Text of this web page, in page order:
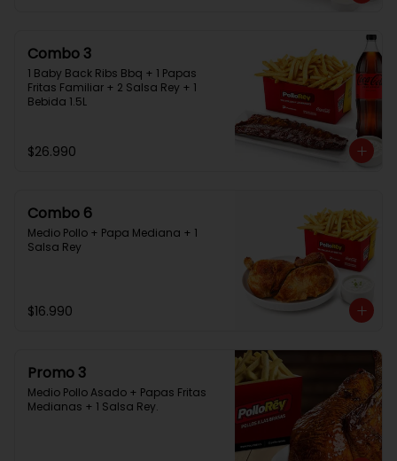
Combo 3
1 Baby Back Ribs Bbq + 1 Papas
Fritas Familiar + 2 Salsa Rey + 1
Bebida 1.5L
$26.990
Combo 6
Medio Pollo + Papa Mediana + 1
Salsa Rey
$16.990
Promo 3
Medio Pollo Asado + Papas Fritas
Medianas + 1 Salsa Rey.